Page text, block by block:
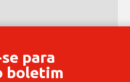
para
boletim